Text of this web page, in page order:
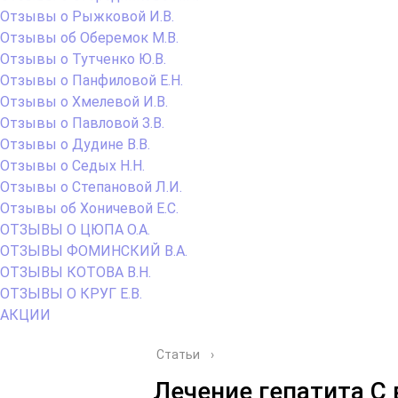
Отзывы о Рыжковой И.В.
Отзывы об Оберемок М.В.
Отзывы о Тутченко Ю.В.
Отзывы о Панфиловой Е.Н.
Отзывы о Хмелевой И.В.
Отзывы о Павловой З.В.
Отзывы о Дудине В.В.
Отзывы о Седых Н.Н.
Отзывы о Степановой Л.И.
Отзывы об Хоничевой Е.С.
ОТЗЫВЫ О ЦЮПА О.А.
ОТЗЫВЫ ФОМИНСКИЙ В.А.
ОТЗЫВЫ КОТОВА В.Н.
ОТЗЫВЫ О КРУГ Е.В.
АКЦИИ
Статьи ›
Лечение гепатита